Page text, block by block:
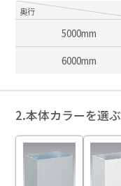
奥行
5000mm
6000mm
2.本体カラーを選ぶ